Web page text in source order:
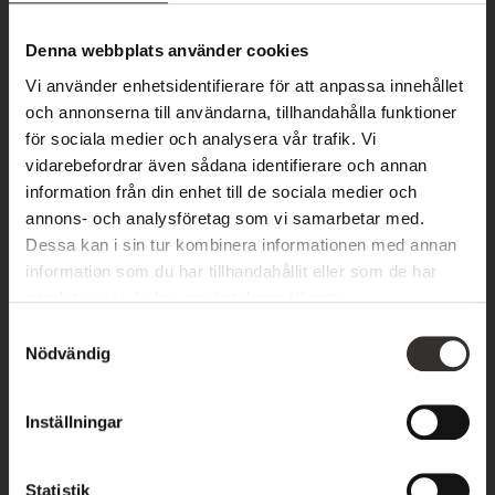
Denna webbplats använder cookies
Vi använder enhetsidentifierare för att anpassa innehållet
och annonserna till användarna, tillhandahålla funktioner
för sociala medier och analysera vår trafik. Vi
vidarebefordrar även sådana identifierare och annan
information från din enhet till de sociala medier och
annons- och analysföretag som vi samarbetar med.
Dessa kan i sin tur kombinera informationen med annan
information som du har tillhandahållit eller som de har
Nödvändig
Inställningar
Statistik
EVENEMANG